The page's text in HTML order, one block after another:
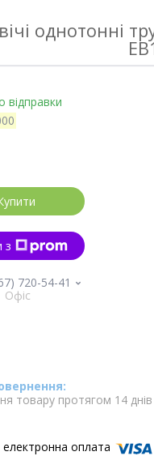
однотонні
відправки
з
720-54-41
Офіс
товару протягом 14 днів